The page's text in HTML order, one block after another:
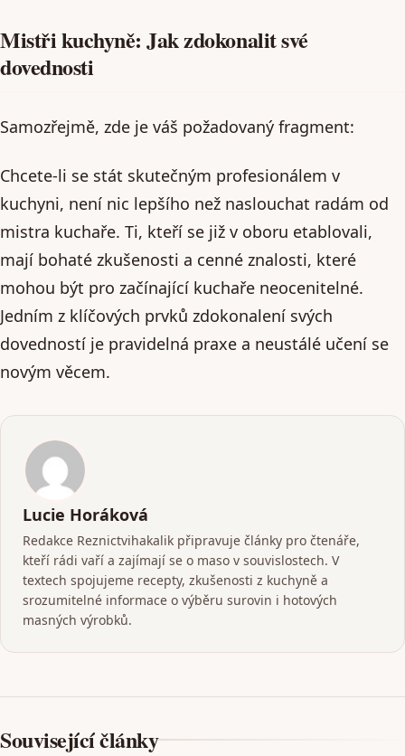
Mistři kuchyně: Jak zdokonalit své
dovednosti
Samozřejmě, zde je váš požadovaný fragment:
Chcete-li se stát skutečným profesionálem v
kuchyni, není nic lepšího než naslouchat radám od
mistra kuchaře. Ti, kteří se již v oboru etablovali,
mají bohaté zkušenosti a cenné znalosti, které
mohou být pro začínající kuchaře neocenitelné.
Jedním z klíčových prvků zdokonalení svých
dovedností je pravidelná praxe a neustálé učení se
novým věcem.
Lucie Horáková
Redakce Reznictvihakalik připravuje články pro čtenáře,
kteří rádi vaří a zajímají se o maso v souvislostech. V
textech spojujeme recepty, zkušenosti z kuchyně a
srozumitelné informace o výběru surovin i hotových
masných výrobků.
Související články